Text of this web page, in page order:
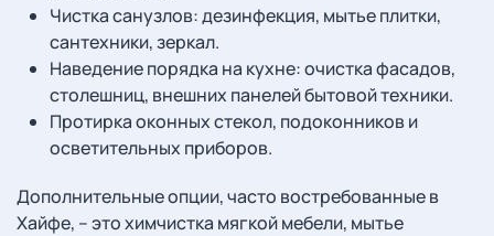
Чистка санузлов: дезинфекция, мытье плитки,
сантехники, зеркал.
Наведение порядка на кухне: очистка фасадов,
столешниц, внешних панелей бытовой техники.
Протирка оконных стекол, подоконников и
осветительных приборов.
Дополнительные опции, часто востребованные в
Хайфе, – это химчистка мягкой мебели, мытье